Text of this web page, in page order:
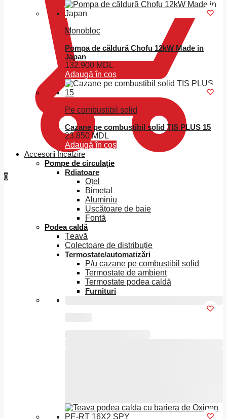
0
Monobloc
Pompa de căldură Chofu 12kW Made in
Japan
132.900 MDL
Adaugă în coș
Pe combustibil solid
Cazane pe combustibil solid TIS PLUS 15
23.850 MDL
Adaugă în coș
Accesorii Încălzire
Pompe de circulație
Rdiatoare
Oțel
Bimetal
Aluminiu
Uscătoare de baie
Fontă
Podea caldă
Țeavă
Colectoare de distribuție
Termostate/automatizări
P/u cazane pe combustibil solid
Termostate de ambient
Termostate podea caldă
Furnituri
Acest
produs